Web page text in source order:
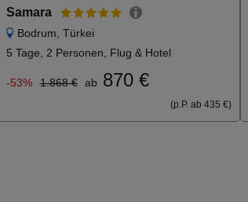
Samara
Bodrum, Türkei
5 Tage, 2 Personen, Flug & Hotel
-53% 1.868 € ab 870 €
(p.P. ab 435 €)